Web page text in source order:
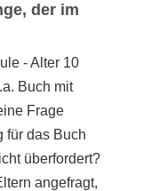
der im
- Alter 10
Buch mit
Frage
für das Buch
überfordert?
angefragt,